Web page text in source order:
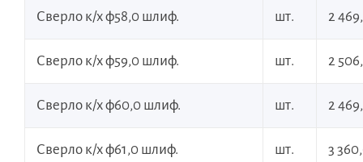
Сверло к/х ф58,0 шлиф. шт. 2
Сверло к/х ф59,0 шлиф. шт. 2
Сверло к/х ф60,0 шлиф. шт. 2
Сверло к/х ф61,0 шлиф. шт. 3